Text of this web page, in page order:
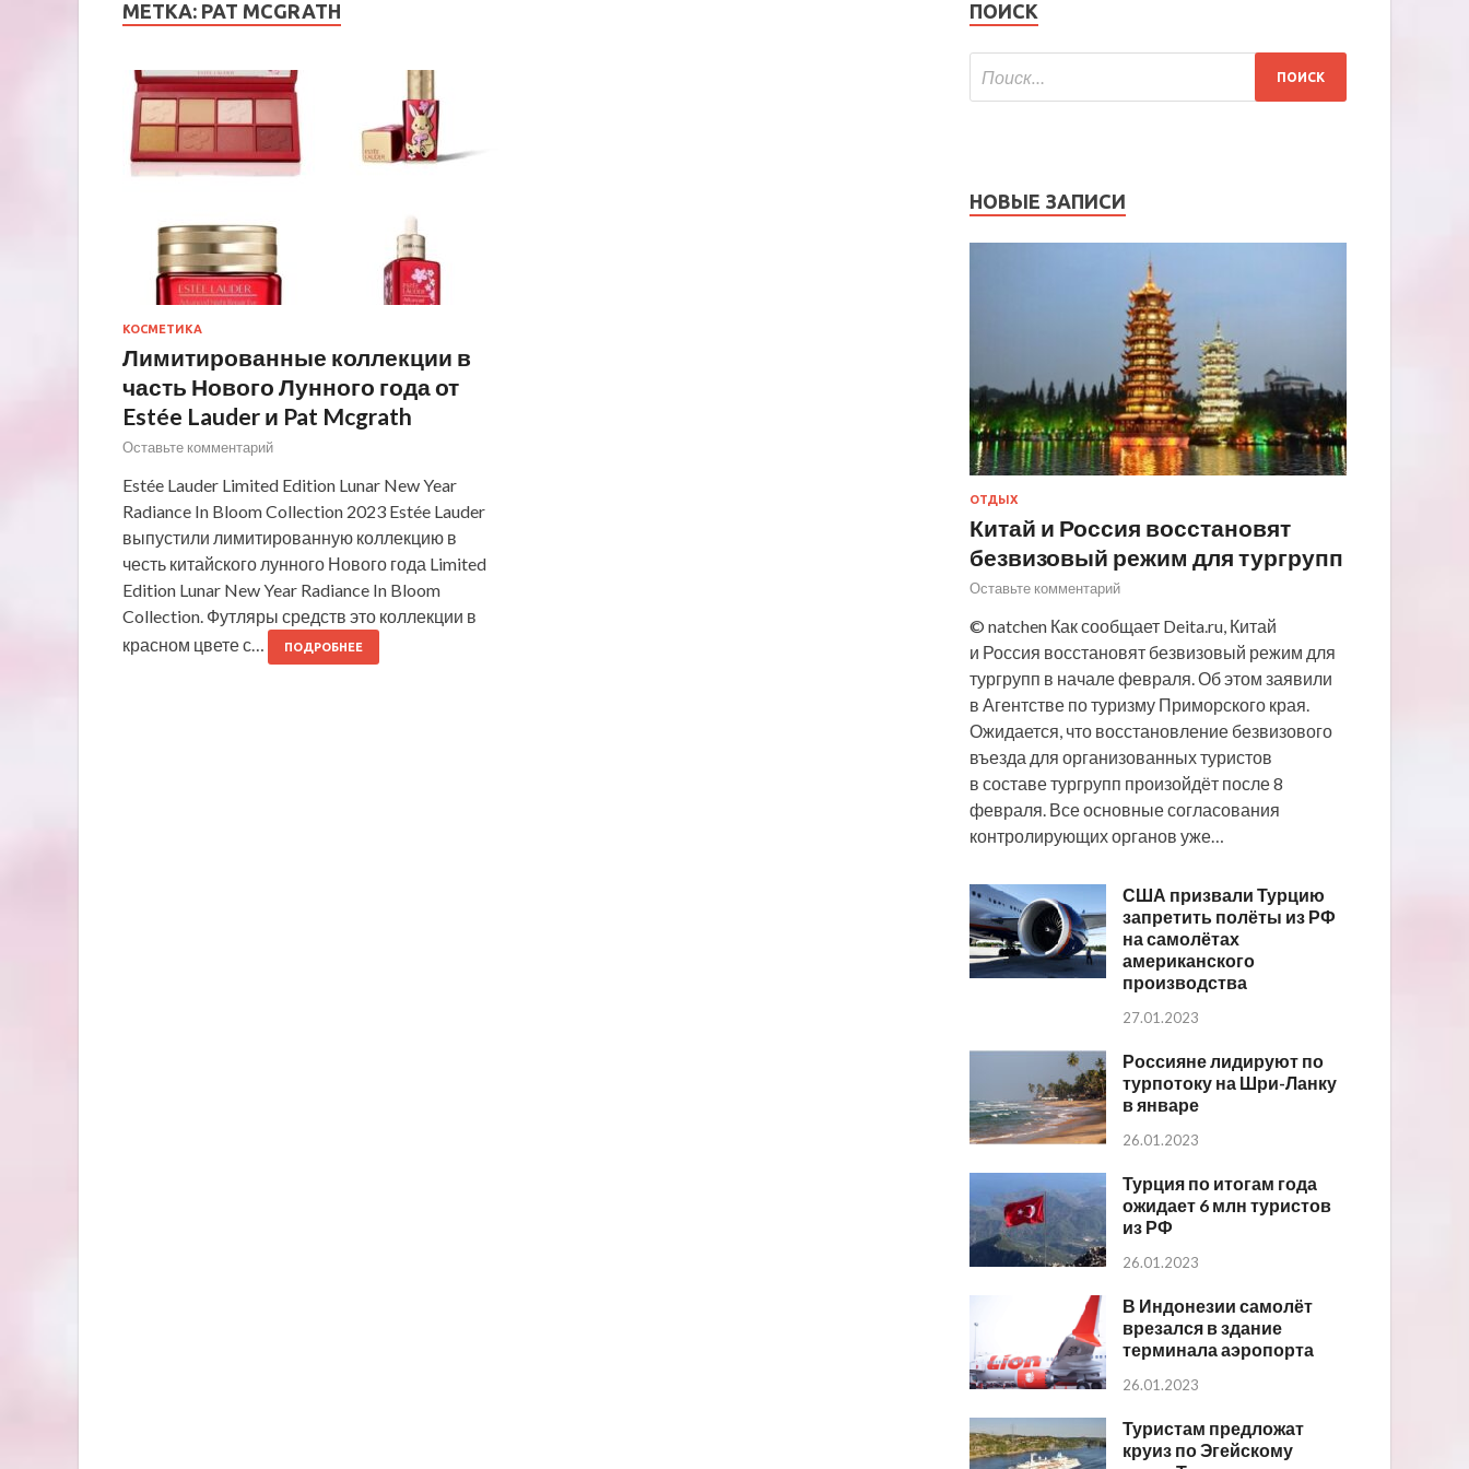
МЕТКА: PAT MCGRATH
КОСМЕТИКА
Лимитированные коллекции в
часть Нового Лунного года от
Estée Lauder и Pat Mcgrath
Оставьте комментарий
Estée Lauder Limited Edition Lunar New Year
Radiance In Bloom Collection 2023 Estée Lauder
выпустили лимитированную коллекцию в
честь китайского лунного Нового года Limited
Edition Lunar New Year Radiance In Bloom
Collection. Футляры средств это коллекции в
красном цвете с…
ПОДРОБНЕЕ
ПОИСК
НОВЫЕ ЗАПИСИ
ОТДЫХ
Китай и Россия восстановят
безвизовый режим для тургрупп
Оставьте комментарий
© natchen Как сообщает Deita.ru, Китай
и Россия восстановят безвизовый режим для
тургрупп в начале февраля. Об этом заявили
в Агентстве по туризму Приморского края.
Ожидается, что восстановление безвизового
въезда для организованных туристов
в составе тургрупп произойдёт после 8
февраля. Все основные согласования
контролирующих органов уже…
США призвали Турцию
запретить полёты из РФ
на самолётах
американского
производства
27.01.2023
Россияне лидируют по
турпотоку на Шри-Ланку
в январе
26.01.2023
Турция по итогам года
ожидает 6 млн туристов
из РФ
26.01.2023
В Индонезии самолёт
врезался в здание
терминала аэропорта
26.01.2023
Туристам предложат
круиз по Эгейскому